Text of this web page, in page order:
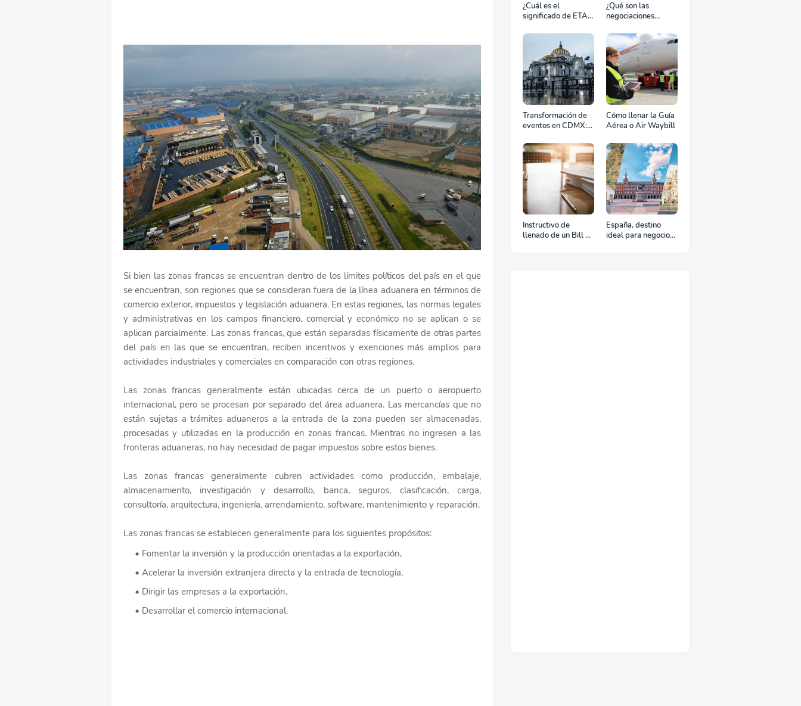
Si bien las zonas francas se encuentran dentro de los límites políticos del país en el que
se encuentran, son regiones que se consideran fuera de la línea aduanera en términos de
comercio exterior, impuestos y legislación aduanera. En estas regiones, las normas legales
y administrativas en los campos financiero, comercial y económico no se aplican o se
aplican parcialmente. Las zonas francas, que están separadas físicamente de otras partes
del país en las que se encuentran, reciben incentivos y exenciones más amplios para
actividades industriales y comerciales en comparación con otras regiones.
Las zonas francas generalmente están ubicadas cerca de un puerto o aeropuerto
internacional, pero se procesan por separado del área aduanera. Las mercancías que no
están sujetas a trámites aduaneros a la entrada de la zona pueden ser almacenadas,
procesadas y utilizadas en la producción en zonas francas. Mientras no ingresen a las
fronteras aduaneras, no hay necesidad de pagar impuestos sobre estos bienes.
Las zonas francas generalmente cubren actividades como producción, embalaje,
almacenamiento, investigación y desarrollo, banca, seguros, clasificación, carga,
consultoría, arquitectura, ingeniería, arrendamiento, software, mantenimiento y reparación.
Las zonas francas se establecen generalmente para los siguientes propósitos:
Fomentar la inversión y la producción orientadas a la exportación,
Acelerar la inversión extranjera directa y la entrada de tecnología,
Dirigir las empresas a la exportación,
Desarrollar el comercio internacional.
¿Cuál es el
significado de ETA,
el transporte
marítimo?
¿Qué son las
negociaciones
Transformación de
eventos en CDMX:
profesional de
equipos define el
éxito de tu
celebración
Cómo llenar la Guía
Aérea o Air Waybill
Instructivo de
llenado de un Bill of
España, destino
ideal para negocios